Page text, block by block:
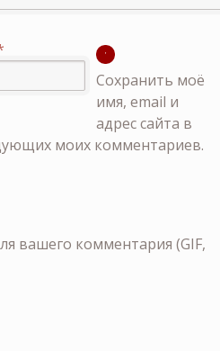
Сохранить моё
имя, email и
адрес сайта в
моих комментариев.
вашего комментария (GIF,